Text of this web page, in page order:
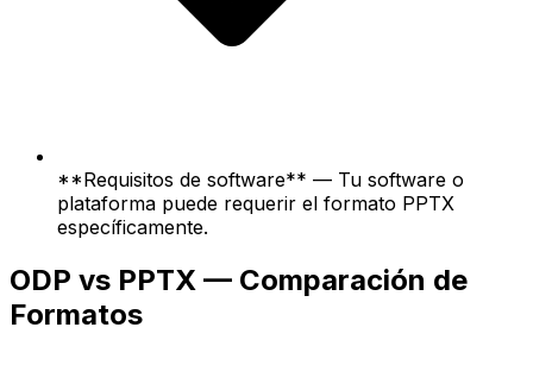
**Requisitos de software** — Tu software o
plataforma puede requerir el formato PPTX
específicamente.
ODP vs PPTX — Comparación de
Formatos